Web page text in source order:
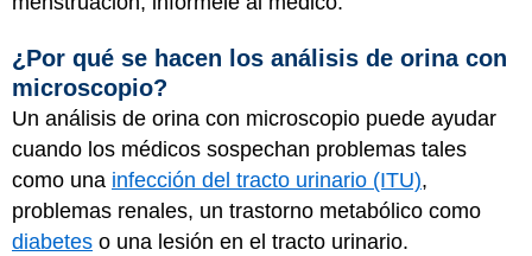
¿Por qué se hacen los análisis de orina con
microscopio?
Un análisis de orina con microscopio puede ayudar
cuando los médicos sospechan problemas tales
como una infección del tracto urinario (ITU),
problemas renales, un trastorno metabólico como
diabetes o una lesión en el tracto urinario.